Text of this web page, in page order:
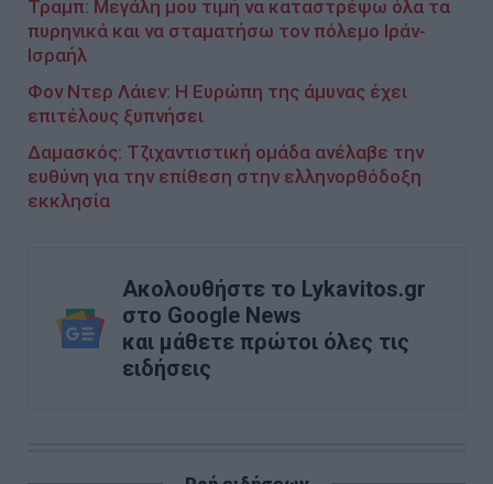
Τραμπ: Μεγάλη μου τιμή να καταστρέψω όλα τα
πυρηνικά και να σταματήσω τον πόλεμο Ιράν-
Ισραήλ
Φον Ντερ Λάιεν: Η Ευρώπη της άμυνας έχει
επιτέλους ξυπνήσει
Δαμασκός: Τζιχαντιστική ομάδα ανέλαβε την
ευθύνη για την επίθεση στην ελληνορθόδοξη
εκκλησία
Ακολουθήστε το Lykavitos.gr
στο Google News
και μάθετε πρώτοι όλες τις
ειδήσεις